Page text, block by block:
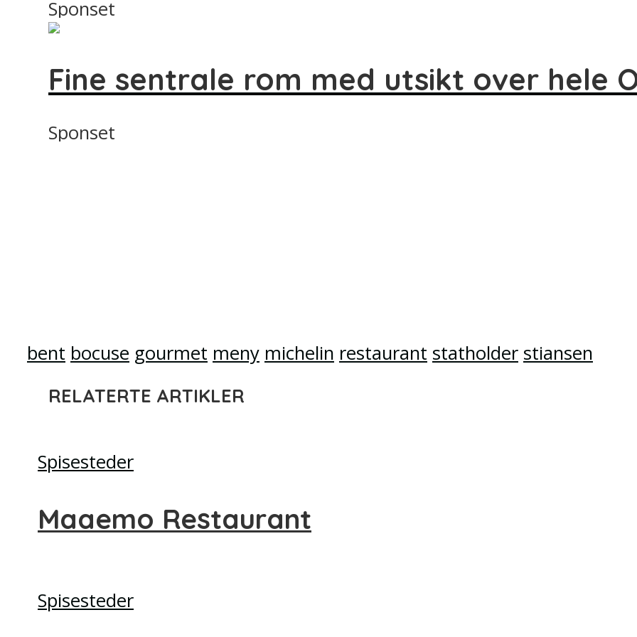
Sponset
Fine sentrale rom med utsikt over hele
Sponset
bent bocuse gourmet meny michelin restaurant statholder stiansen
RELATERTE ARTIKLER
Spisesteder
Maaemo Restaurant
Spisesteder